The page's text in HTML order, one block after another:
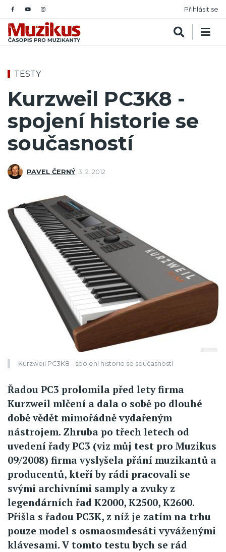
Přihlásit se
TESTY
Kurzweil PC3K8 -
spojení historie se
současností
PAVEL ČERNÝ, 3. 2. 2012
Kurzweil PC3K8 - spojení historie se současností
Řadou PC3 prolomila před lety firma
Kurzweil mlčení a dala o sobě po dlouhé
době vědět mimořádně vydařeným
nástrojem. Zhruba po třech letech od
uvedení řady PC3 (viz můj test pro Muzikus
09/2008) firma vyslyšela přání muzikantů a
producentů, kteří by rádi pracovali se
svými archivními samply a zvuky z
legendárních řad K2000, K2500, K2600.
Přišla s řadou PC3K, z níž je zatím na trhu
pouze model s osmaosmdesáti vyváženými
klávesami. V tomto testu bych se rád